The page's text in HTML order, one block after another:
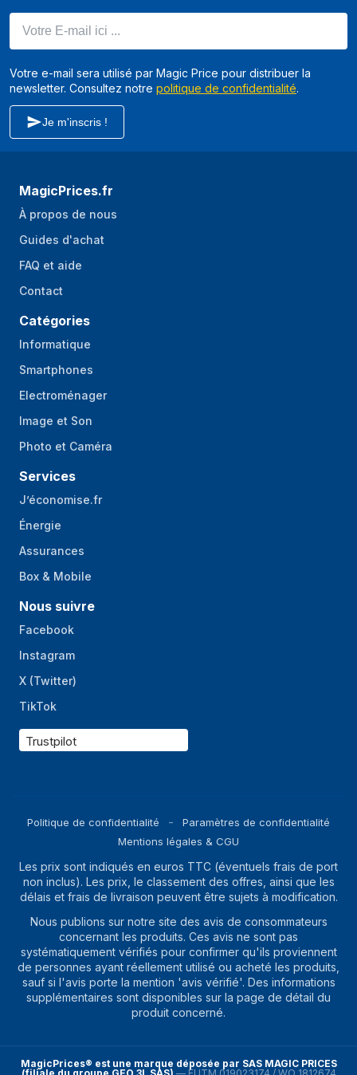
Votre e-mail sera utilisé par Magic Price pour distribuer la
newsletter. Consultez notre politique de confidentialité.
Je m'inscris !
MagicPrices.fr
À propos de nous
Guides d'achat
FAQ et aide
Contact
Catégories
Informatique
Smartphones
Electroménager
Image et Son
Photo et Caméra
Services
J’économise.fr
Énergie
Assurances
Box & Mobile
Nous suivre
Facebook
Instagram
X (Twitter)
TikTok
Trustpilot
Politique de confidentialité
Paramètres de confidentialité
Mentions légales & CGU
Les prix sont indiqués en euros TTC (éventuels frais de port
non inclus). Les prix, le classement des offres, ainsi que les
délais et frais de livraison peuvent être sujets à modification.
Nous publions sur notre site des avis de consommateurs
concernant les produits. Ces avis ne sont pas
systématiquement vérifiés pour confirmer qu'ils proviennent
de personnes ayant réellement utilisé ou acheté les produits,
sauf si l'avis porte la mention 'avis vérifié'. Des informations
supplémentaires sont disponibles sur la page de détail du
produit concerné.
MagicPrices® est une marque déposée par SAS MAGIC PRICES